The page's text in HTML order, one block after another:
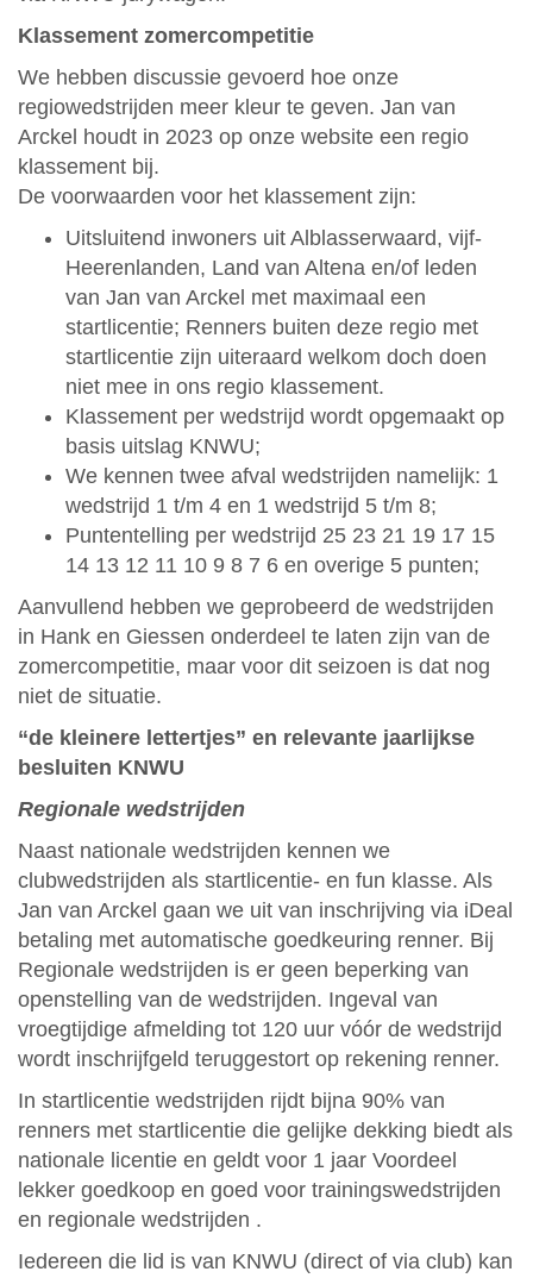
Klassement zomercompetitie
We hebben discussie gevoerd hoe onze
regiowedstrijden meer kleur te geven. Jan van
Arckel houdt in 2023 op onze website een regio
klassement bij.
De voorwaarden voor het klassement zijn:
Uitsluitend inwoners uit Alblasserwaard, vijf-
Heerenlanden, Land van Altena en/of leden
van Jan van Arckel met maximaal een
startlicentie; Renners buiten deze regio met
startlicentie zijn uiteraard welkom doch doen
niet mee in ons regio klassement.
Klassement per wedstrijd wordt opgemaakt op
basis uitslag KNWU;
We kennen twee afval wedstrijden namelijk: 1
wedstrijd 1 t/m 4 en 1 wedstrijd 5 t/m 8;
Puntentelling per wedstrijd 25 23 21 19 17 15
14 13 12 11 10 9 8 7 6 en overige 5 punten;
Aanvullend hebben we geprobeerd de wedstrijden
in Hank en Giessen onderdeel te laten zijn van de
zomercompetitie, maar voor dit seizoen is dat nog
niet de situatie.
“de kleinere lettertjes” en relevante jaarlijkse
besluiten KNWU
Regionale wedstrijden
Naast nationale wedstrijden kennen we
clubwedstrijden als startlicentie- en fun klasse. Als
Jan van Arckel gaan we uit van inschrijving via iDeal
betaling met automatische goedkeuring renner. Bij
Regionale wedstrijden is er geen beperking van
openstelling van de wedstrijden. Ingeval van
vroegtijdige afmelding tot 120 uur vóór de wedstrijd
wordt inschrijfgeld teruggestort op rekening renner.
In startlicentie wedstrijden rijdt bijna 90% van
renners met startlicentie die gelijke dekking biedt als
nationale licentie en geldt voor 1 jaar Voordeel
lekker goedkoop en goed voor trainingswedstrijden
en regionale wedstrijden .
Iedereen die lid is van KNWU (direct of via club) kan